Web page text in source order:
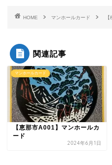
HOME マンホールカード
関連記事
マンホールカード
【恵那市A001】マンホールカ
ード
2024年6月1日